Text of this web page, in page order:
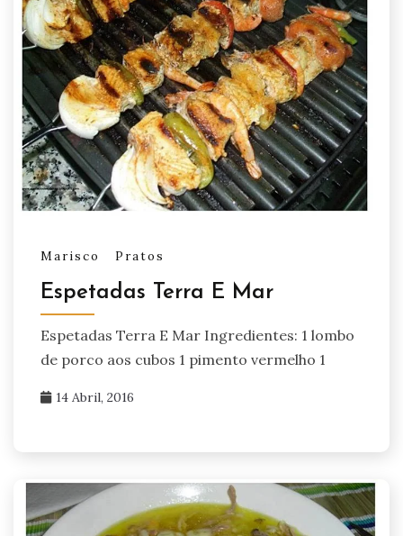
Marisco Pratos
Espetadas Terra E Mar
Espetadas Terra E Mar Ingredientes: 1 lombo
de porco aos cubos 1 pimento vermelho 1
14 Abril, 2016